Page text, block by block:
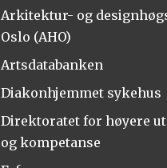
Arkitektur- og
Oslo (AHO)
Artsdatabanken
Diakonhjemmet sykehus
Direktoratet for høyere
og kompetanse